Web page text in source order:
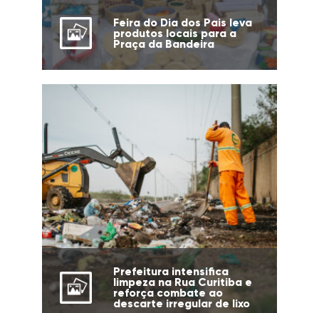
Feira do Dia dos Pais leva
produtos locais para a
Praça da Bandeira
Prefeitura intensifica
limpeza na Rua Curitiba e
reforça combate ao
descarte irregular de lixo